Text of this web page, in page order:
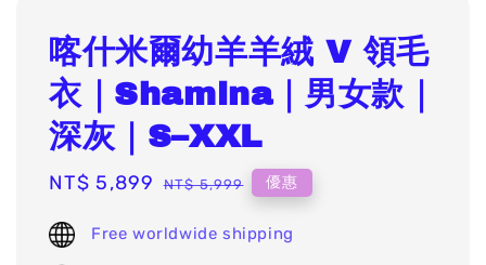
喀什米爾幼羊羊絨 V 領毛
衣｜Shamina｜男女款｜
深灰｜S–XXL
Sale
NT$ 5,899 Regular
NT$ 5,999 優惠
Free worldwide shipping